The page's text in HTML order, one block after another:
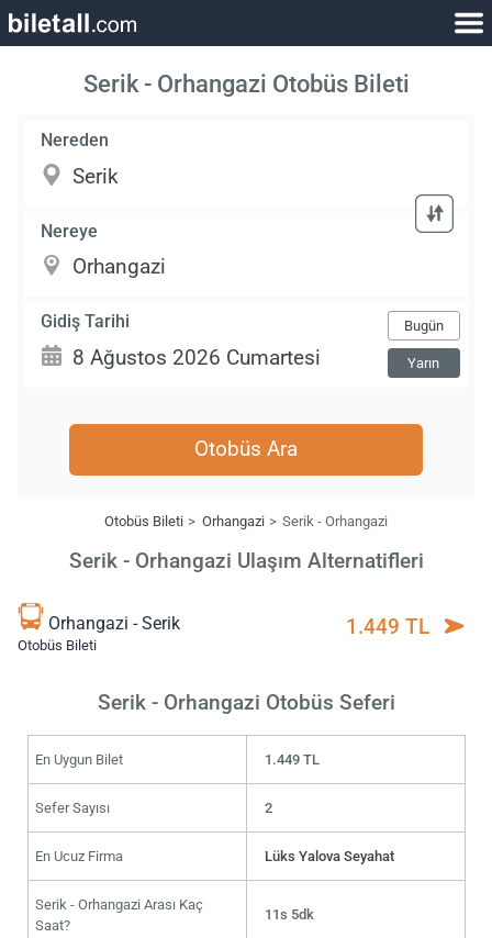
Serik - Orhangazi Otobüs Bileti
Nereden
Nereye
Gidiş Tarihi Bugün
Yarın
Otobüs Ara
Otobüs Bileti Orhangazi Serik - Orhangazi
Serik - Orhangazi Ulaşım Alternatifleri
Orhangazi - Serik
Otobüs Bileti
1.449 TL
Serik - Orhangazi Otobüs Seferi
En Uygun Bilet 1.449 TL
Sefer Sayısı 2
En Ucuz Firma Lüks Yalova Seyahat
Serik - Orhangazi Arası Kaç
Saat?
11s 5dk